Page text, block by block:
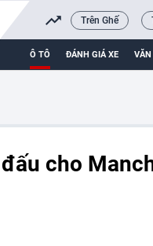
Trên Ghế
Ô TÔ ĐÁNH GIÁ XE VĂN
cho